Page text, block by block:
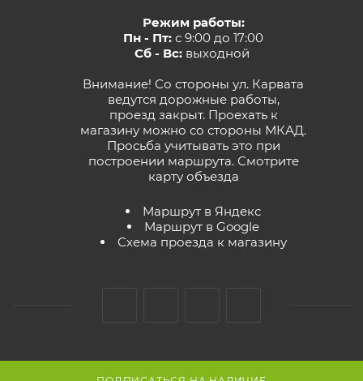
Режим работы:
Пн - Пт: с 9:00 до 17:00
Сб - Вс:выходной
Внимание! Со стороны ул. Карвата
ведутся дорожные работы,
проезд закрыт. Проехать к
магазину можно со стороны МКАД.
Просьба учитывать это при
построении маршрута. Смотрите
карту объезда
Маршрут в Яндекс
Маршрут в Google
Схема проезда к магазину